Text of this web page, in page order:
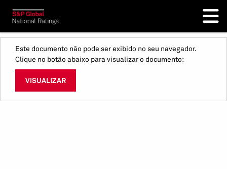
Este documento não pode ser exibido no seu navegador.
Clique no botão abaixo para visualizar o documento:
VISUALIZAR